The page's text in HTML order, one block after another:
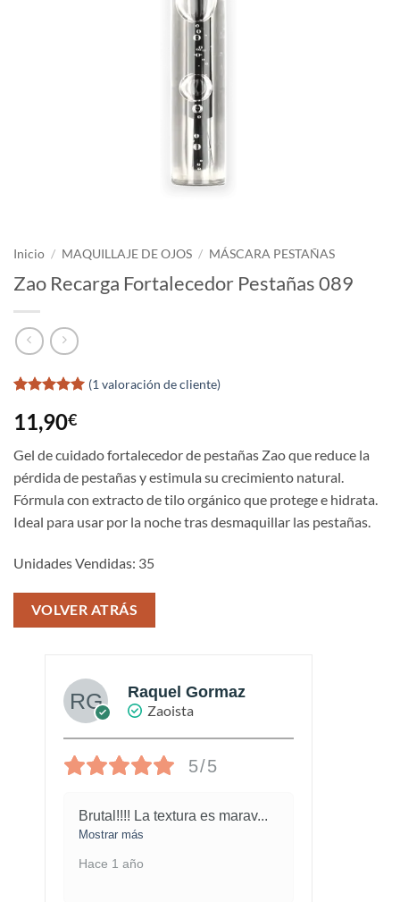
Inicio / MAQUILLAJE DE OJOS / MÁSCARA PESTAÑAS
Zao Recarga Fortalecedor Pestañas 089
con
5de 5
en base a
valoración
de un
cliente
(1 valoración de cliente)
11,90€
Gel de cuidado fortalecedor de pestañas Zao que reduce la
pérdida de pestañas y estimula su crecimiento natural.
Fórmula con extracto de tilo orgánico que protege e hidrata.
Ideal para usar por la noche tras desmaquillar las pestañas.
Unidades Vendidas: 35
VOLVER ATRÁS
Raquel Gormaz
Zaoista
5/5
Brutal!!!! La textura es marav...
Mostrar más
Hace 1 año